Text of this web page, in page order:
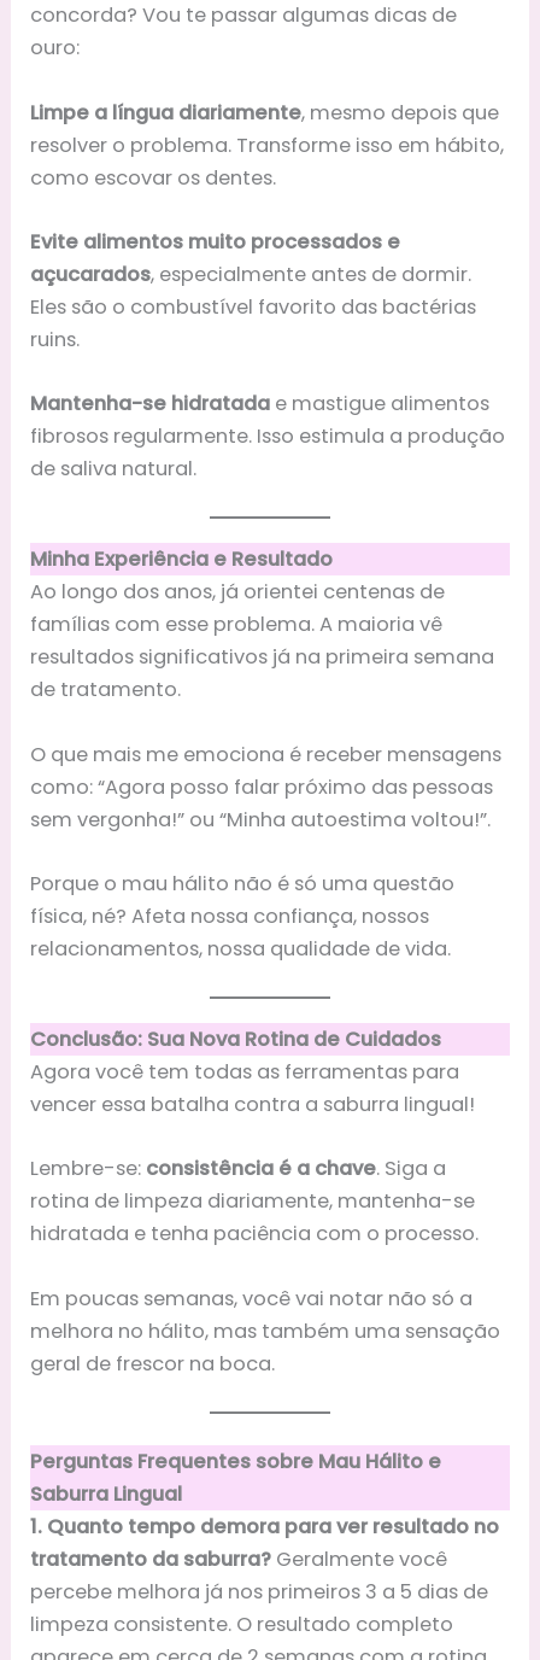
concorda? Vou te passar algumas dicas de
ouro:
Limpe a língua diariamente, mesmo depois que
resolver o problema. Transforme isso em hábito,
como escovar os dentes.
Evite alimentos muito processados e
açucarados, especialmente antes de dormir.
Eles são o combustível favorito das bactérias
ruins.
Mantenha-se hidratada e mastigue alimentos
fibrosos regularmente. Isso estimula a produção
de saliva natural.
Minha Experiência e Resultado
Ao longo dos anos, já orientei centenas de
famílias com esse problema. A maioria vê
resultados significativos já na primeira semana
de tratamento.
O que mais me emociona é receber mensagens
como: “Agora posso falar próximo das pessoas
sem vergonha!” ou “Minha autoestima voltou!”.
Porque o mau hálito não é só uma questão
física, né? Afeta nossa confiança, nossos
relacionamentos, nossa qualidade de vida.
Conclusão: Sua Nova Rotina de Cuidados
Agora você tem todas as ferramentas para
vencer essa batalha contra a saburra lingual!
Lembre-se: consistência é a chave. Siga a
rotina de limpeza diariamente, mantenha-se
hidratada e tenha paciência com o processo.
Em poucas semanas, você vai notar não só a
melhora no hálito, mas também uma sensação
geral de frescor na boca.
Perguntas Frequentes sobre Mau Hálito e
Saburra Lingual
1. Quanto tempo demora para ver resultado no
tratamento da saburra? Geralmente você
percebe melhora já nos primeiros 3 a 5 dias de
limpeza consistente. O resultado completo